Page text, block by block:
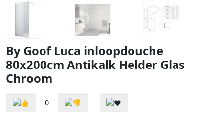
By Goof Luca inloopdouche
80x200cm Antikalk Helder Glas
Chroom
0